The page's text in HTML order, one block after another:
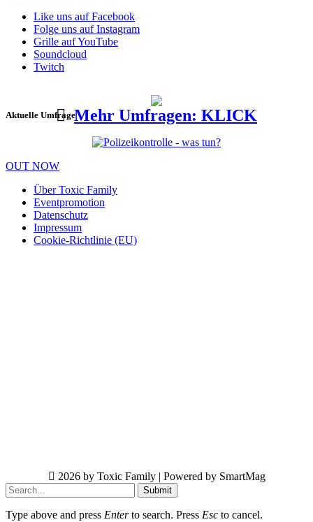
Like uns auf Facebook
Folge uns auf Instagram
Grille auf YouTube
Soundcloud
Twitch
Aktuelle UmfrageMehr Umfragen: KLICK
OUT NOW
Über Toxic Family
Eventpromotion
Datenschutz
Impressum
Cookie-Richtlinie (EU)
2026 by Toxic Family | Powered by SmartMag
Submit
Type above and press Enterto search. Press Esc to cancel.